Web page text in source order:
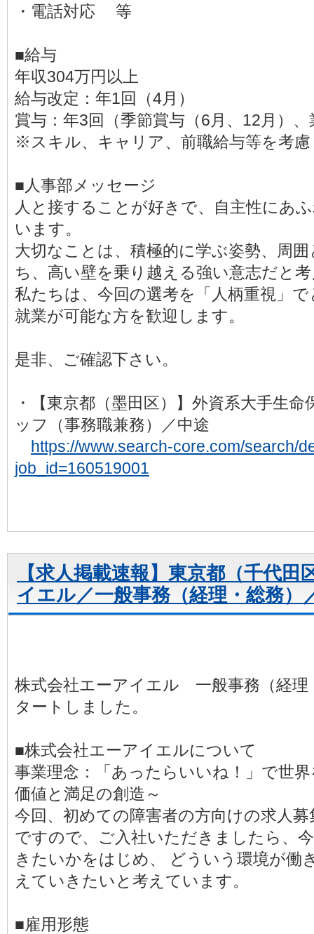
・電話対応 等
■給与
年収304万円以上
給与改定：年1回（4月）
賞与：年3回（季節賞与（6月、12月）
※スキル、キャリア、前職給与等を考
■人事部メッセージ
人と接することが好きで、自主性にあ
います。
大切なことは、積極的に学ぶ姿勢、周
ち、高い壁を乗り越える強い意志だと
私たちは、今回の選考を「人柄重視」
就業が可能な方を歓迎します。
是非、ご確認下さい。
・【東京都（墨田区）】外資系大手生
ッフ（事務職兼務）／中途
https://www.search-core.com/search/
job_id=160519001
【求人掲載速報】東京都（千代田
イエル／一般事務（経理・総務）
株式会社エーアイエル 一般事務（経理
タートしました。
■株式会社エーアイエルについて
事業理念：「あったらいいね！」で世
価値と満足の創造～
今回、初めての障害者の方向けの求人
ですので、ご入社いただきましたら、
きたいかをはじめ、 どういう環境が働
えていきたいと考えています。
■雇用形態